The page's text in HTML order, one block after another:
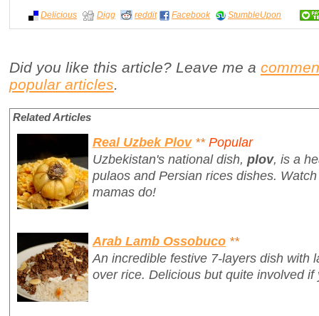
Delicious Digg reddit Facebook StumbleUpon
Did you like this article? Leave me a
popular articles.
Related Articles
Real Uzbek Plov ** Popular
Uzbekistan's national dish, plov, is a
pulaos and Persian rices dishes.
mamas do!
Arab Lamb Ossobuco **
An incredible festive 7-layers dish with
over rice. Delicious but quite involved